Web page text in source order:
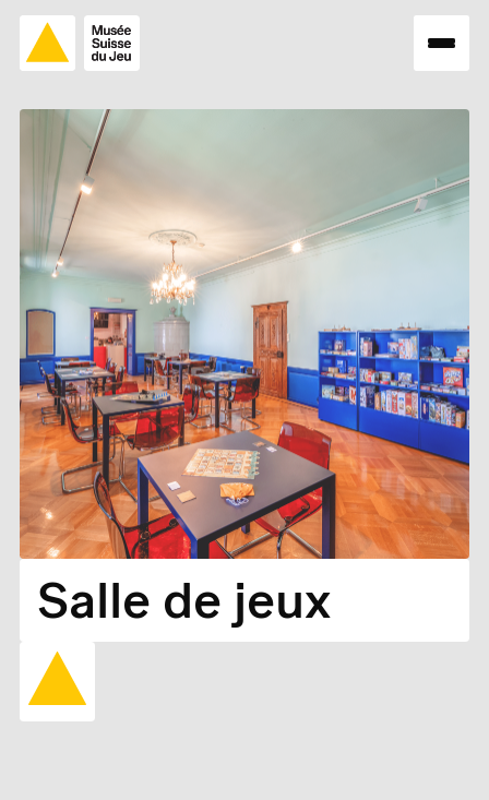
Salle de jeux